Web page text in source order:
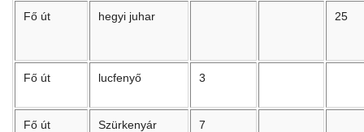
Fő út hegyi juhar 25
Fő út lucfenyő 3
Fő út Szürkenyár 7